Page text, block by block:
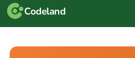
Codeland